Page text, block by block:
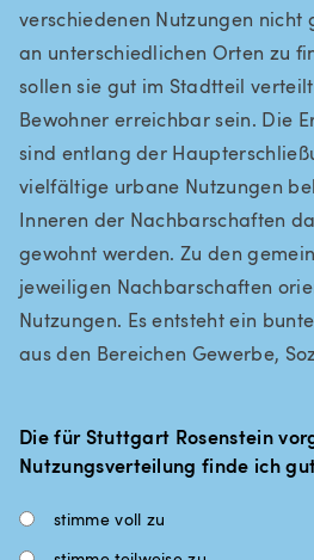
verschiedenen Nutzungen
an unterschiedlichen Orten zu
sollen sie gut im Stadtteil
Bewohner erreichbar sein. Die
sind entlang der
vielfältige urbane Nutzungen
Inneren der Nachbarschaften
gewohnt werden. Zu den
jeweiligen Nachbarschaften
Nutzungen. Es entsteht ein
aus den Bereichen Gewerbe,
Die für Stuttgart Rosenstein
Nutzungsverteilung finde ich
stimme voll zu